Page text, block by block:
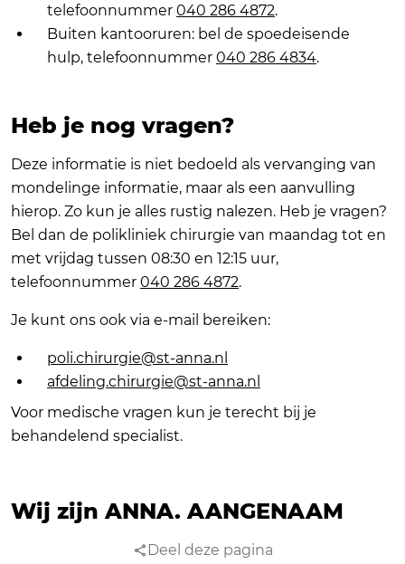
telefoonnummer 040 286 4872.
Buiten kantooruren: bel de spoedeisende
hulp, telefoonnummer 040 286 4834.
Heb je nog vragen?
Deze informatie is niet bedoeld als vervanging van
mondelinge informatie, maar als een aanvulling
hierop. Zo kun je alles rustig nalezen. Heb je vragen?
Bel dan de polikliniek chirurgie van maandag tot en
met vrijdag tussen 08:30 en 12:15 uur,
telefoonnummer 040 286 4872.
Je kunt ons ook via e-mail bereiken:
poli.chirurgie@st-anna.nl
afdeling.chirurgie@st-anna.nl
Voor medische vragen kun je terecht bij je
behandelend specialist.
Wij zijn ANNA.AANGENAAM
Deel deze pagina